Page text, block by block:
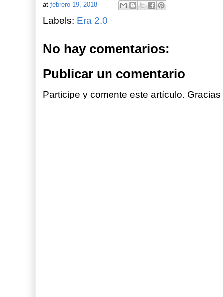
atfebrero 19, 2018
Labels: Era 2.0
No hay comentarios:
Publicar un comentario
Participe y comente este artículo. Gracias